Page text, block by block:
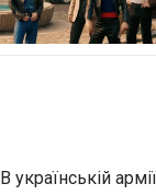
В українській